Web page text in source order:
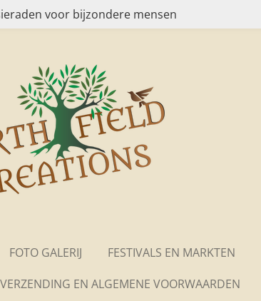
voor bijzondere mensen
FOTO GALERIJ FESTIVALS EN MARKTEN
VERZENDING EN ALGEMENE VOORWAARDEN